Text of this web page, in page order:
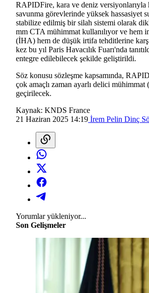
RAPIDFire, kara ve deniz versiyonlarıyla
savunma görevlerinde yüksek hassasiyet
stabilize edilmiş bir silah sistemi olarak
mm CTA mühimmat kullanılıyor ve hem
(İHA) hem de düşük irtifa tehditlerine
kez bu yıl Paris Havacılık Fuarı'nda
entegre edilebilecek şekilde geliştirildi.
Söz konusu sözleşme kapsamında,
çok amaçlı zaman ayarlı delici
geçirilecek.
Kaynak: KNDS France
21 Haziran 2025 14:19 İrem Pelin Dinç
Yorumlar yükleniyor...
Son Gelişmeler